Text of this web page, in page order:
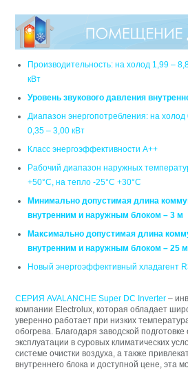
Производительность: на холод 1,99 –
кВт
Уровень звукового давления
Диапазон энергопотребления: на
0,35 – 3,00 кВт
Класс энергоэффективности А++
Рабочий диапазон наружных
+50°C, на тепло -25°C +30°C
Минимально допустимая длина
внутренним и наружным блоком – 3 м
Максимально допустимая длина
внутренним и наружным блоком – 25 м
Новый энергоэффективный хладагент
СЕРИЯ AVALANCHE Super DC Inverter –
компании Electrolux, которая обладает
уверенно работает при низких
обогрева. Благодаря заводской
эксплуатации в суровых климатических
системе очистки воздуха, а также
внутреннего блока и доступной цене, эта